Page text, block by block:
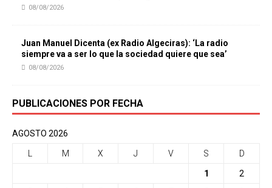
08/08/2026
Juan Manuel Dicenta (ex Radio Algeciras): ‘La radio
siempre va a ser lo que la sociedad quiere que sea’
08/08/2026
PUBLICACIONES POR FECHA
AGOSTO 2026
M X J V S D
1 2